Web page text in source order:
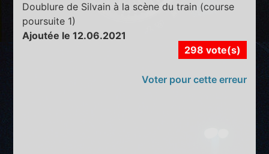
Doublure de Silvain à la scène du train (course
poursuite 1)
Ajoutée le 12.06.2021
298 vote(s)
Voter pour cette erreur